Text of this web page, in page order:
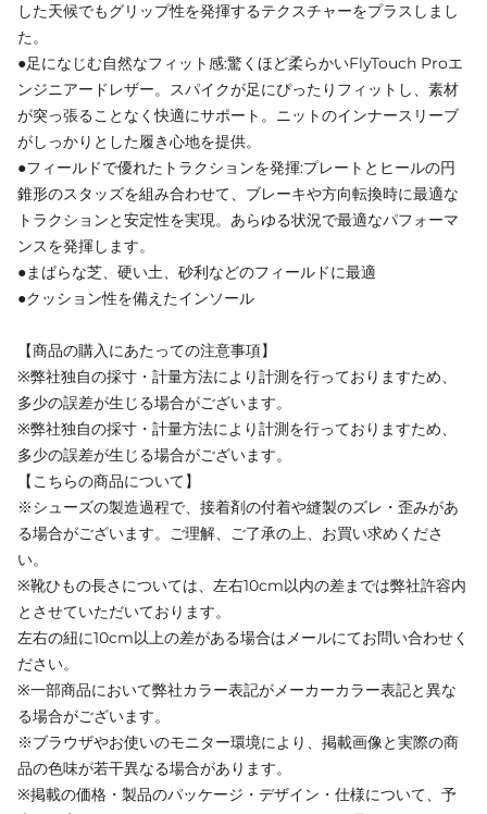
した天候でもグリップ性を発揮するテクスチャーをプラスしまし
た。
●足になじむ自然なフィット感:驚くほど柔らかいFlyTouch Proエ
ンジニアードレザー。スパイクが足にぴったりフィットし、素材
が突っ張ることなく快適にサポート。ニットのインナースリーブ
がしっかりとした履き心地を提供。
●フィールドで優れたトラクションを発揮:プレートとヒールの円
錐形のスタッズを組み合わせて、ブレーキや方向転換時に最適な
トラクションと安定性を実現。あらゆる状況で最適なパフォーマ
ンスを発揮します。
●まばらな芝、硬い土、砂利などのフィールドに最適
●クッション性を備えたインソール
【商品の購入にあたっての注意事項】
※弊社独自の採寸・計量方法により計測を行っておりますため、
多少の誤差が生じる場合がございます。
※弊社独自の採寸・計量方法により計測を行っておりますため、
多少の誤差が生じる場合がございます。
【こちらの商品について】
※シューズの製造過程で、接着剤の付着や縫製のズレ・歪みがあ
る場合がございます。ご理解、ご了承の上、お買い求めくださ
い。
※靴ひもの長さについては、左右10cm以内の差までは弊社許容内
とさせていただいております。
左右の紐に10cm以上の差がある場合はメールにてお問い合わせく
ださい。
※一部商品において弊社カラー表記がメーカーカラー表記と異な
る場合がございます。
※ブラウザやお使いのモニター環境により、掲載画像と実際の商
品の色味が若干異なる場合があります。
※掲載の価格・製品のパッケージ・デザイン・仕様について、予